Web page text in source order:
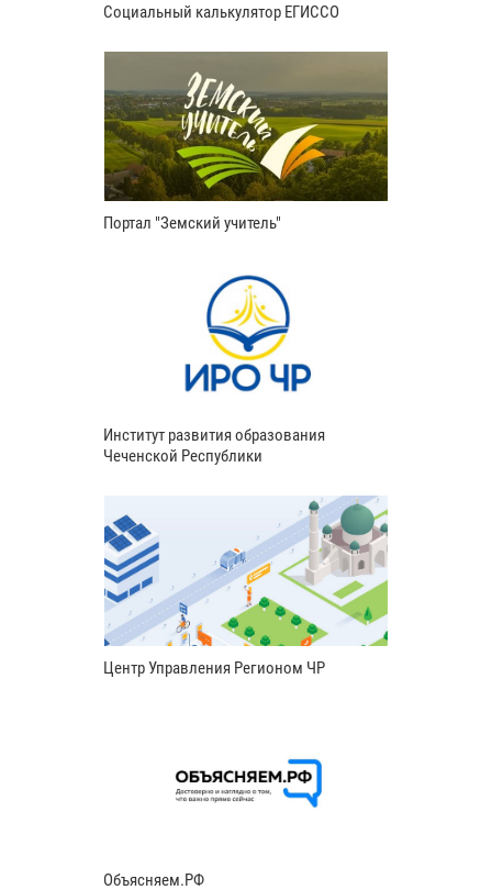
Социальный калькулятор ЕГИССО
Портал "Земский учитель"
Институт развития образования
Чеченской Республики
Центр Управления Регионом ЧР
Объясняем.РФ